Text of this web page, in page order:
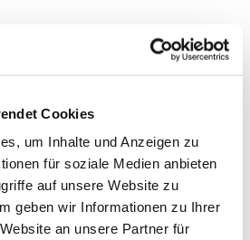
Cookies
um Inhalte und Anzeigen zu
für soziale Medien anbieten
auf unsere Website zu
geben wir Informationen zu Ihrer
an unsere Partner für
Sie auch